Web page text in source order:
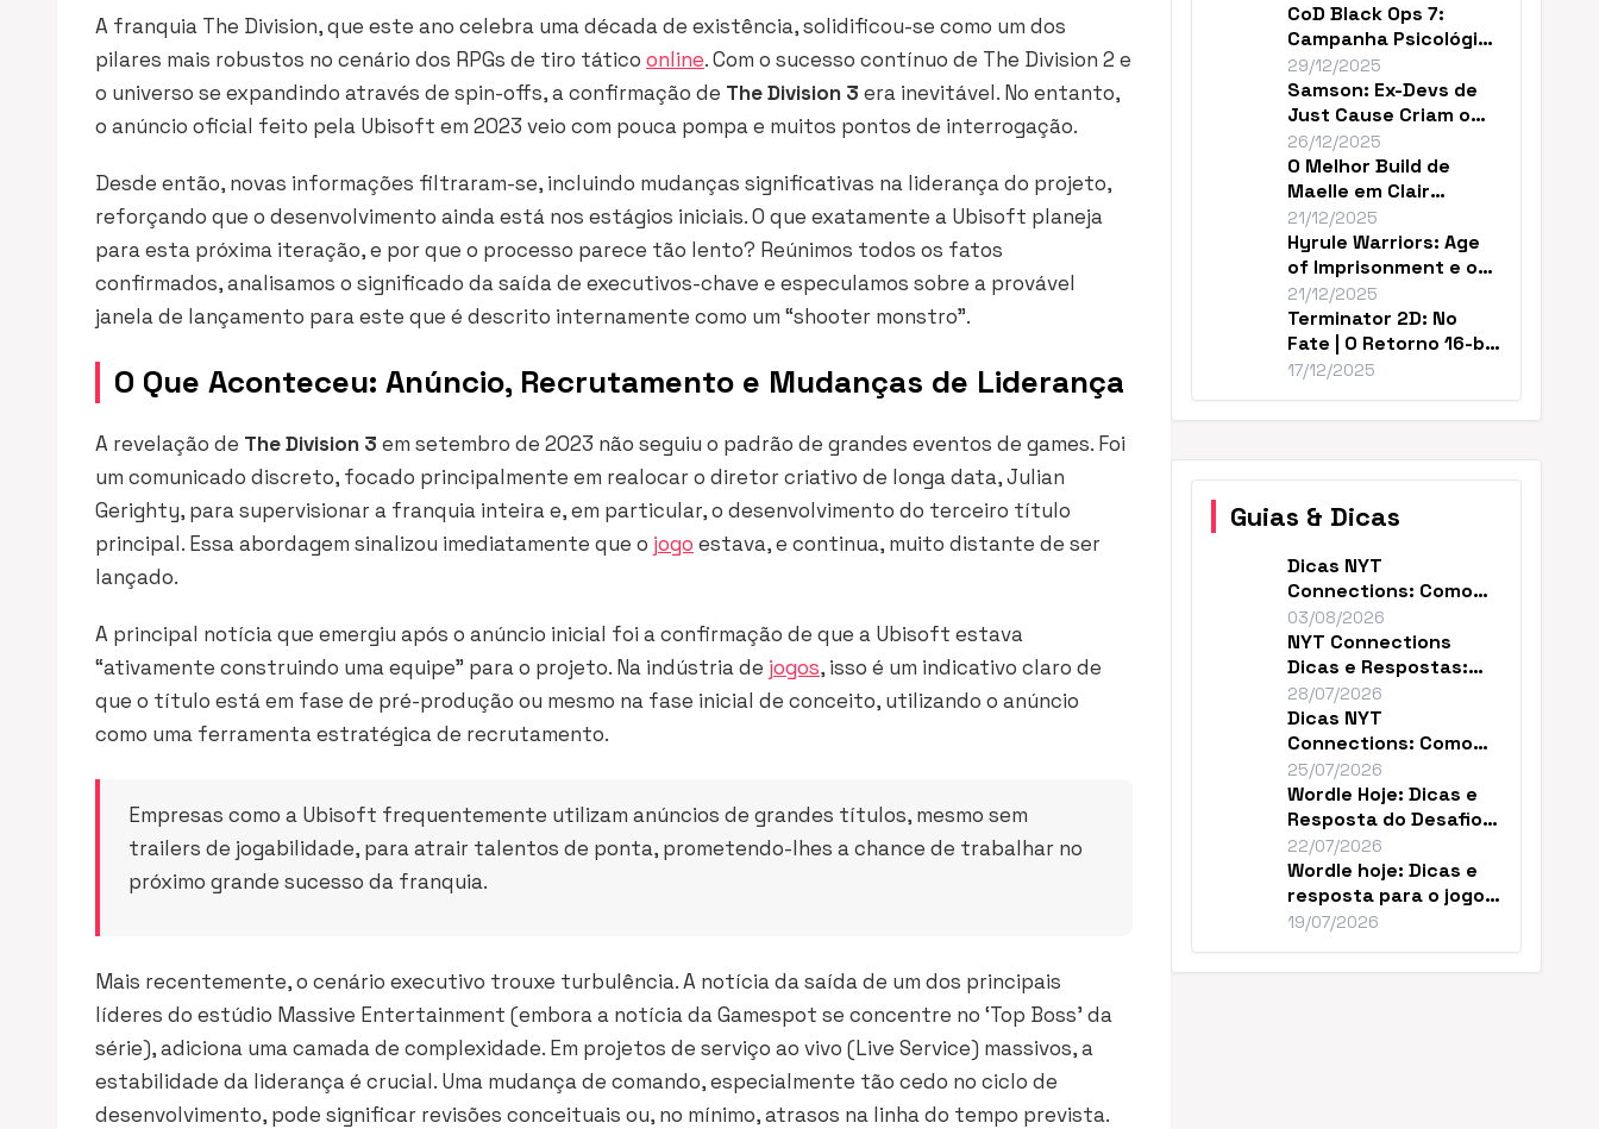
A franquia The Division, que este ano celebra uma década de existência, solidificou-se como um dos
pilares mais robustos no cenário dos RPGs de tiro tático online. Com o sucesso contínuo de The Division 2 e
o universo se expandindo através de spin-offs, a confirmação de The Division 3 era inevitável. No entanto,
o anúncio oficial feito pela Ubisoft em 2023 veio com pouca pompa e muitos pontos de interrogação.
Desde então, novas informações filtraram-se, incluindo mudanças significativas na liderança do projeto,
reforçando que o desenvolvimento ainda está nos estágios iniciais. O que exatamente a Ubisoft planeja
para esta próxima iteração, e por que o processo parece tão lento? Reúnimos todos os fatos
confirmados, analisamos o significado da saída de executivos-chave e especulamos sobre a provável
janela de lançamento para este que é descrito internamente como um “shooter monstro”.
O Que Aconteceu: Anúncio, Recrutamento e Mudanças de Liderança
A revelação de The Division 3 em setembro de 2023 não seguiu o padrão de grandes eventos de games. Foi
um comunicado discreto, focado principalmente em realocar o diretor criativo de longa data, Julian
Gerighty, para supervisionar a franquia inteira e, em particular, o desenvolvimento do terceiro título
principal. Essa abordagem sinalizou imediatamente que o jogo estava, e continua, muito distante de ser
lançado.
A principal notícia que emergiu após o anúncio inicial foi a confirmação de que a Ubisoft estava
“ativamente construindo uma equipe” para o projeto. Na indústria de jogos, isso é um indicativo claro de
que o título está em fase de pré-produção ou mesmo na fase inicial de conceito, utilizando o anúncio
como uma ferramenta estratégica de recrutamento.
Empresas como a Ubisoft frequentemente utilizam anúncios de grandes títulos, mesmo sem
trailers de jogabilidade, para atrair talentos de ponta, prometendo-lhes a chance de trabalhar no
próximo grande sucesso da franquia.
Mais recentemente, o cenário executivo trouxe turbulência. A notícia da saída de um dos principais
líderes do estúdio Massive Entertainment (embora a notícia da Gamespot se concentre no ‘Top Boss’ da
série), adiciona uma camada de complexidade. Em projetos de serviço ao vivo (Live Service) massivos, a
estabilidade da liderança é crucial. Uma mudança de comando, especialmente tão cedo no ciclo de
desenvolvimento, pode significar revisões conceituais ou, no mínimo, atrasos na linha do tempo prevista.
CoD Black Ops 7:
Campanha Psicológica
e Continuidade em
2035
29/12/2025
Samson: Ex-Devs de
Just Cause Criam o
‘Mad Max…Payne’
26/12/2025
O Melhor Build de
Maelle em Clair
Obscur (DPS Máximo)
21/12/2025
Hyrule Warriors: Age
of Imprisonment e o
Cânone de Zelda
21/12/2025
Terminator 2D: No
Fate | O Retorno 16-bit
Perfeito de T2
17/12/2025
Guias & Dicas
Dicas NYT
Connections: Como
Resolver o Enigma de
Hoje
03/08/2026
NYT Connections
Dicas e Respostas:
Como Vencer Hoje
28/07/2026
Dicas NYT
Connections: Como
Resolver o Desafio de
Hoje
25/07/2026
Wordle Hoje: Dicas e
Resposta do Desafio
#1859 de Julho
22/07/2026
Wordle hoje: Dicas e
resposta para o jogo
nº 1856
19/07/2026